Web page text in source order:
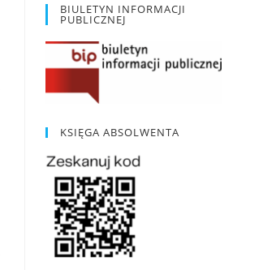
BIULETYN INFORMACJI
PUBLICZNEJ
KSIĘGA ABSOLWENTA